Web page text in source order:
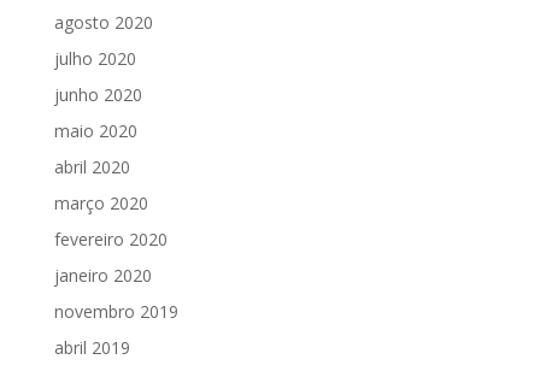
agosto 2020
julho 2020
junho 2020
maio 2020
abril 2020
março 2020
fevereiro 2020
janeiro 2020
novembro 2019
abril 2019